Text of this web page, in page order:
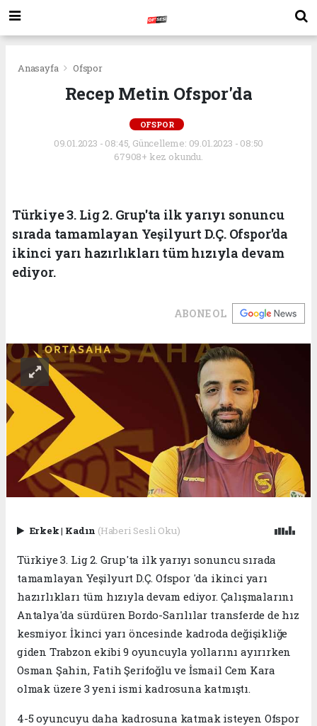
Anasayfa Ofspor
Recep Metin Ofspor'da
OFSPOR
09.01.2023 - 08:45, Güncelleme: 09.01.2023 - 08:50
67908+ kez okundu.
Türkiye 3. Lig 2. Grup'ta ilk yarıyı sonuncu
sırada tamamlayan Yeşilyurt D.Ç. Ofspor'da
ikinci yarı hazırlıkları tüm hızıyla devam
ediyor.
ABONE OL
Erkek| Kadın (Haberi Sesli Oku)
Türkiye 3. Lig 2. Grup'ta ilk yarıyı sonuncu sırada
tamamlayan Yeşilyurt D.Ç. Ofspor 'da ikinci yarı
hazırlıkları tüm hızıyla devam ediyor. Çalışmalarını
Antalya'da sürdüren Bordo-Sarılılar transferde de hız
kesmiyor. İkinci yarı öncesinde kadroda değişikliğe
giden Trabzon ekibi 9 oyuncuyla yollarını ayırırken
Osman Şahin, Fatih Şerifoğlu ve İsmail Cem Kara
olmak üzere 3 yeni ismi kadrosuna katmıştı.
4-5 oyuncuyu daha kadrosuna katmak isteyen Ofspor